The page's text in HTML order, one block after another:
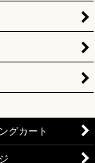
グカート